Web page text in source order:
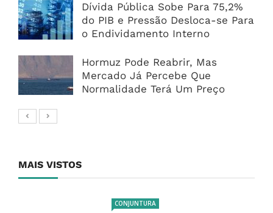
Dívida Pública Sobe Para 75,2%
do PIB e Pressão Desloca-se Para
o Endividamento Interno
Hormuz Pode Reabrir, Mas
Mercado Já Percebe Que
Normalidade Terá Um Preço
MAIS VISTOS
CONJUNTURA